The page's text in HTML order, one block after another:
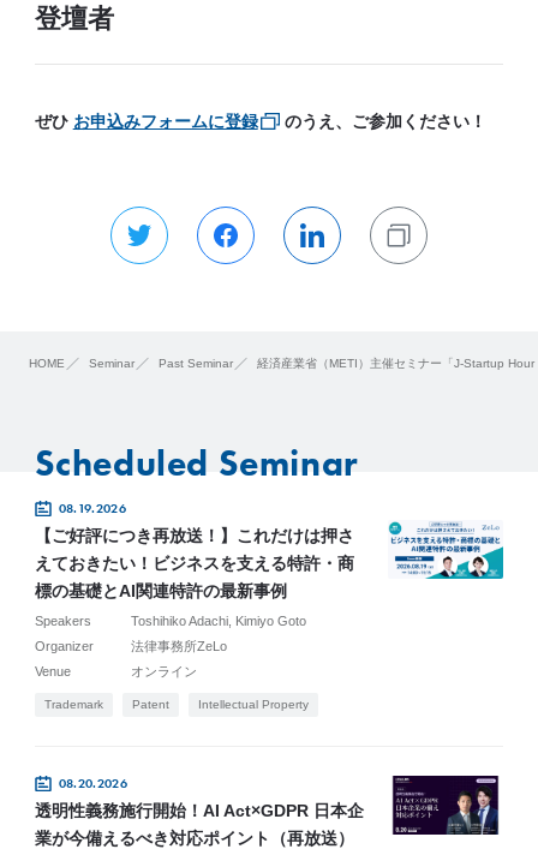
登壇者
ぜひ お申込みフォームに登録 のうえ、ご参加ください！
HOME Seminar Past Seminar 経済産業省（METI）主催セミナー「J-Startup
Scheduled Seminar
08.19.2026
【ご好評につき再放送！】これだけは押さ
えておきたい！ビジネスを支える特許・商
標の基礎とAI関連特許の最新事例
Speakers Toshihiko Adachi
Kimiyo Goto
Organizer
法律事務所ZeLo
Venue
オンライン
Trademark Patent Intellectual Property
08.20.2026
透明性義務施行開始！AI Act×GDPR 日本企
業が今備えるべき対応ポイント（再放送）